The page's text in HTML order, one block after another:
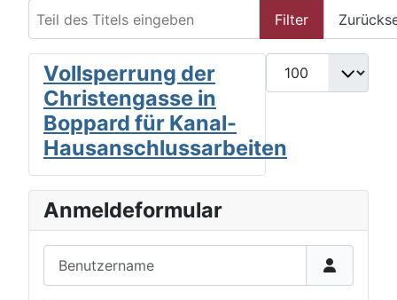
Filter
Anzeige #
Vollsperrung der
Christengasse in
Boppard für Kanal-
Hausanschlussarbeiten
Anmeldeformular